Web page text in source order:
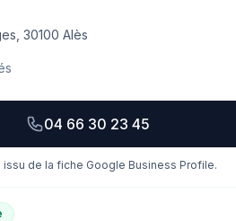
30100 Alès
04 66 30 23 45
issu de la fiche Google Business Profile.